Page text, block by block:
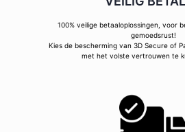
100% veilige betaaloplossingen, voor
gemoedsrust!
Kies de bescherming van 3D Secure of
met het volste vertrouwen te